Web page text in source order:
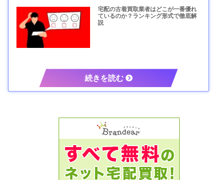
宅配の古着買取業者はどこが一番優れ
ているのか？ランキング形式で徹底解
説